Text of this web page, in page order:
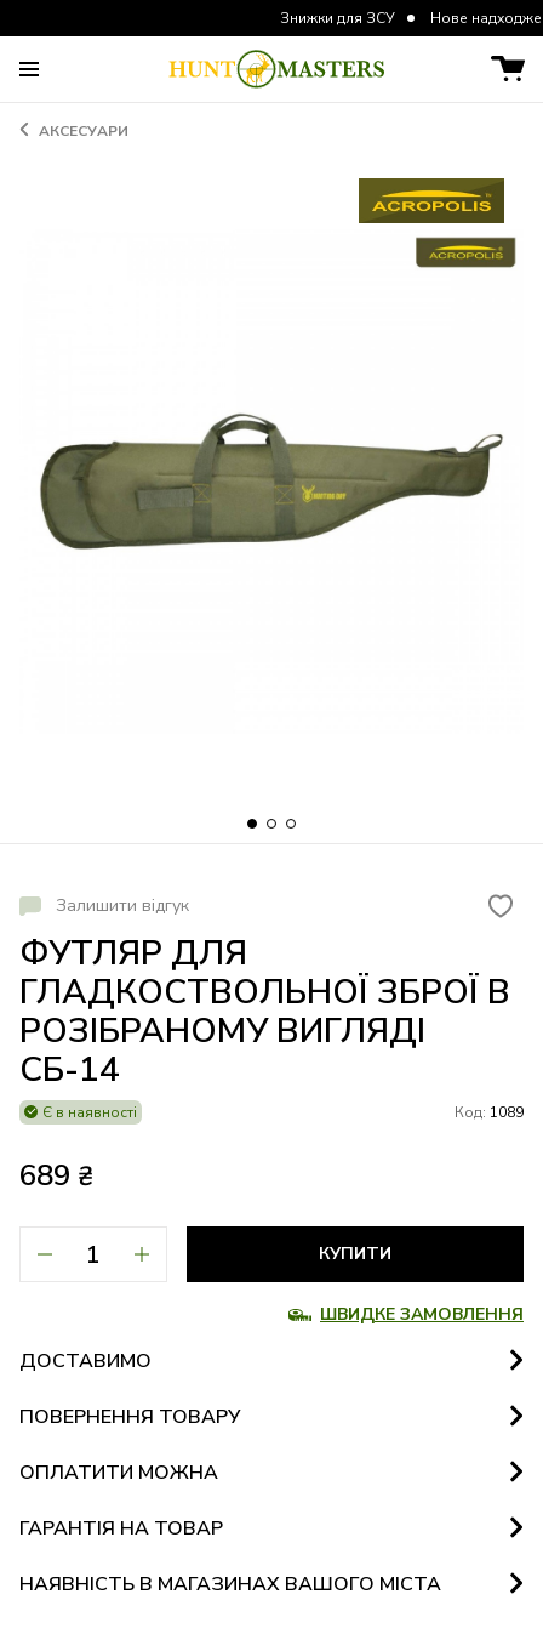
Знижки для ЗСУ Нове надходження
АКСЕСУАРИ
Залишити відгук
ФУТЛЯР ДЛЯ
ГЛАДКОСТВОЛЬНОЇ ЗБРОЇ В
РОЗІБРАНОМУ ВИГЛЯДІ
СБ-14
Є в наявності Код: 1089
689 ₴
КУПИТИ
ШВИДКЕ ЗАМОВЛЕННЯ
ДОСТАВИМО
ПОВЕРНЕННЯ ТОВАРУ
ОПЛАТИТИ МОЖНА
ГАРАНТІЯ НА ТОВАР
НАЯВНІСТЬ В МАГАЗИНАХ ВАШОГО МІСТА